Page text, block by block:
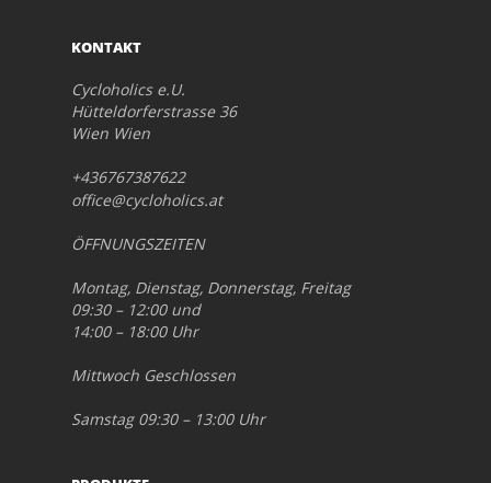
KONTAKT
Cycloholics e.U.
Hütteldorferstrasse 36
Wien Wien
+436767387622
office@cycloholics.at
ÖFFNUNGSZEITEN
Montag, Dienstag, Donnerstag, Freitag
09:30 – 12:00 und
14:00 – 18:00 Uhr
Mittwoch Geschlossen
Samstag 09:30 – 13:00 Uhr